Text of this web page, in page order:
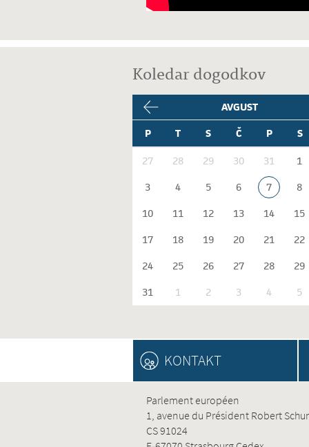
Koledar dogodkov
AVGUST
P
T S Č P S
27 28 29 30 31
1
3
4 5 6 7
8
10
11 12 13 14
15
17
18 19 20 21
22
24
25 26 27 28
29
31
1 2 3 4 5
KONTAKT
Parlement européen
1, avenue du Président Robert
CS 91024